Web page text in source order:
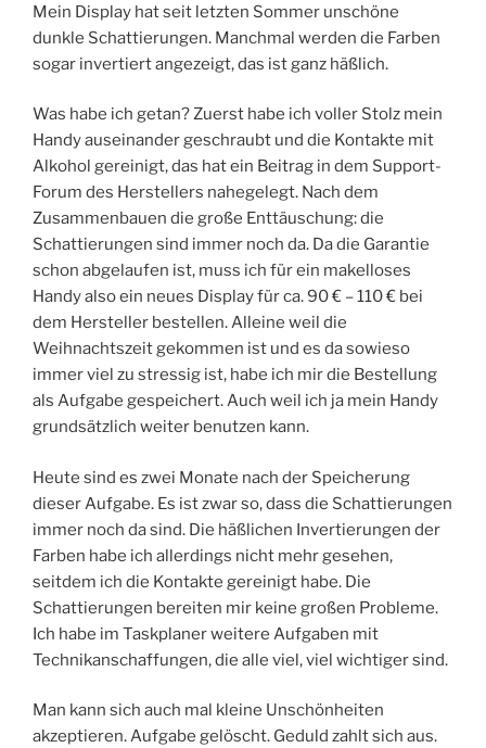
Mein Display hat seit letzten Sommer unschöne
dunkle Schattierungen. Manchmal werden die Farben
sogar invertiert angezeigt, das ist ganz häßlich.
Was habe ich getan? Zuerst habe ich voller Stolz mein
Handy auseinander geschraubt und die Kontakte mit
Alkohol gereinigt, das hat ein Beitrag in dem Support-
Forum des Herstellers nahegelegt. Nach dem
Zusammenbauen die große Enttäuschung: die
Schattierungen sind immer noch da. Da die Garantie
schon abgelaufen ist, muss ich für ein makelloses
Handy also ein neues Display für ca. 90 € – 110 € bei
dem Hersteller bestellen. Alleine weil die
Weihnachtszeit gekommen ist und es da sowieso
immer viel zu stressig ist, habe ich mir die Bestellung
als Aufgabe gespeichert. Auch weil ich ja mein Handy
grundsätzlich weiter benutzen kann.
Heute sind es zwei Monate nach der Speicherung
dieser Aufgabe. Es ist zwar so, dass die Schattierungen
immer noch da sind. Die häßlichen Invertierungen der
Farben habe ich allerdings nicht mehr gesehen,
seitdem ich die Kontakte gereinigt habe. Die
Schattierungen bereiten mir keine großen Probleme.
Ich habe im Taskplaner weitere Aufgaben mit
Technikanschaffungen, die alle viel, viel wichtiger sind.
Man kann sich auch mal kleine Unschönheiten
akzeptieren. Aufgabe gelöscht. Geduld zahlt sich aus.